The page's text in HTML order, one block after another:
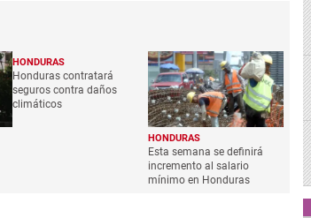
HONDURAS
Honduras contratará
seguros contra daños
climáticos
HONDURAS
Esta semana se definirá
incremento al salario
mínimo en Honduras